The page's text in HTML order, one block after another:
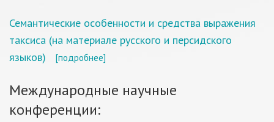
Семантические особенности и средства выражения
таксиса (на материале русского и персидского
языков)
[подробнее]
Международные научные
конференции: